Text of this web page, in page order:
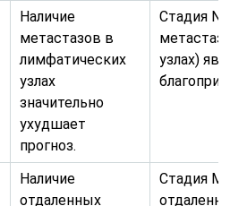
Наличие
метастазов в
лимфатических
узлах
значительно
ухудшает
прогноз.
Стадия
узлах)
Наличие
отдаленных
Стадия